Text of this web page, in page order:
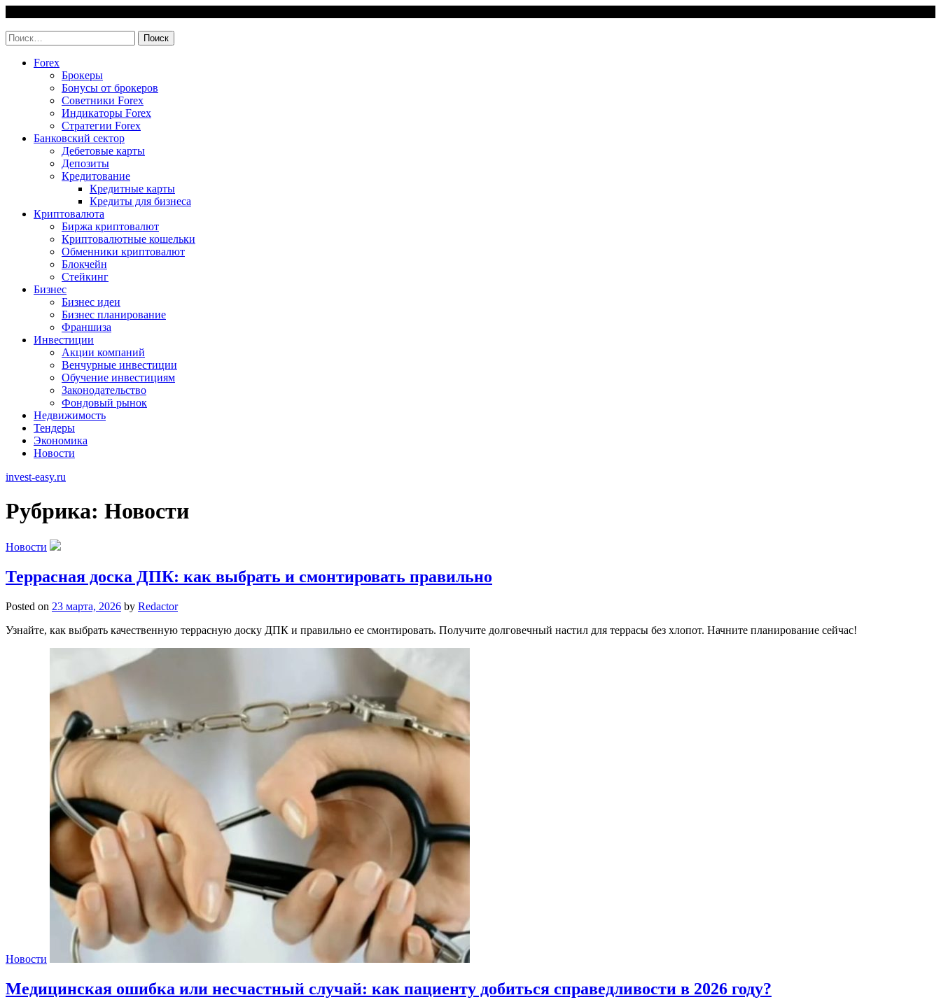
content
Найти:
Forex
Брокеры
Бонусы от брокеров
Советники Forex
Индикаторы Forex
Стратегии Forex
Банковский сектор
Дебетовые карты
Депозиты
Кредитование
Кредитные карты
Кредиты для бизнеса
Криптовалюта
Биржа криптовалют
Криптовалютные кошельки
Обменники криптовалют
Блокчейн
Стейкинг
Бизнес
Бизнес идеи
Бизнес планирование
Франшиза
Инвестиции
Акции компаний
Венчурные инвестиции
Обучение инвестициям
Законодательство
Фондовый рынок
Недвижимость
Тендеры
Экономика
Новости
invest-easy.ru
Рубрика: Новости
Новости
Террасная доска ДПК: как выбрать и смонтировать правильно
Posted on 23 марта, 2026 by Redactor
Узнайте, как выбрать качественную террасную доску ДПК и правильно ее смонтировать. Получите долговечный настил для террасы без хлопот. Начните планирование сейчас!
Новости
Медицинская ошибка или несчастный случай: как пациенту добиться справедливости в 2026 году?